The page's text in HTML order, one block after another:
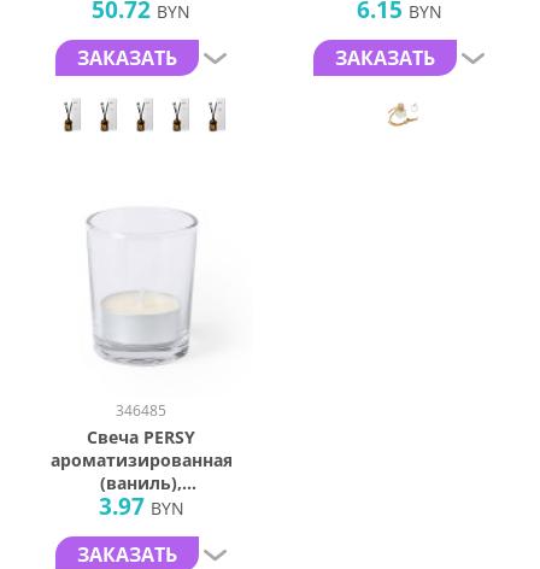
по мотивам
50.72 BYN
ЗАКАЗАТЬ
яблоко, 8 мл
6.15 BYN
ЗАКАЗАТЬ
346485
Свеча PERSY
ароматизированная
(ваниль),
6,3х5см,воск, стекло
3.97 BYN
ЗАКАЗАТЬ